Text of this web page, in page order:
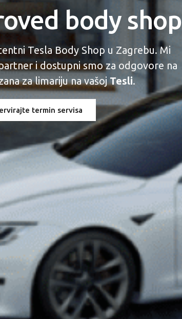
body shop
Tesla Body Shop u Zagrebu. Mi
i dostupni smo za odgovore na
za limariju na vašoj Tesli.
termin servisa